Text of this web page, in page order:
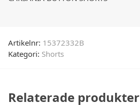
Artikelnr: 15372332B
Kategori: Shorts
Relaterade produkter